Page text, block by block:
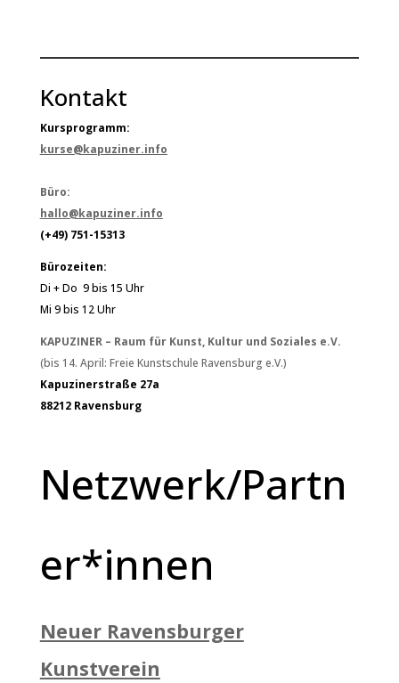
Kontakt
Kursprogramm:
kurse@kapuziner.info
Büro:
hallo@kapuziner.info
(+49) 751-15313
Bürozeiten:
Di + Do 9 bis 15 Uhr
Mi 9 bis 12 Uhr
KAPUZINER – Raum für Kunst, Kultur und Soziales e.V.
(bis 14. April: Freie Kunstschule Ravensburg e.V.)
Kapuzinerstraße 27a
88212 Ravensburg
Netzwerk/Partn
er*innen
Neuer Ravensburger
Kunstverein